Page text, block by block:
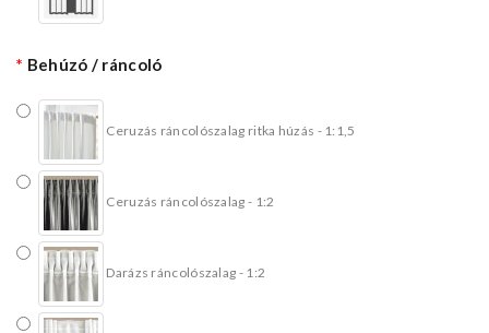
Behúzó / ráncoló
Ceruzás ráncolószalag ritka húzás - 1:1,5
Ceruzás ráncolószalag - 1:2
Darázs ráncolószalag - 1:2